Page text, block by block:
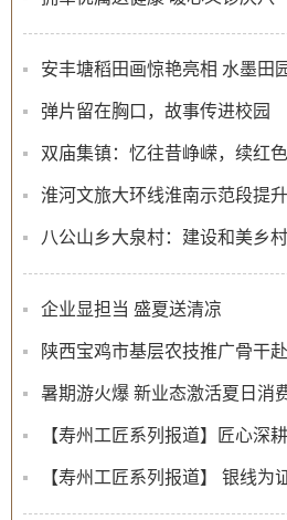
弹片留在胸口，故事传进校园
双庙集镇：忆往昔峥嵘，续红
企业显担当 盛夏送清凉
暑期游火爆 新业态激活夏日消